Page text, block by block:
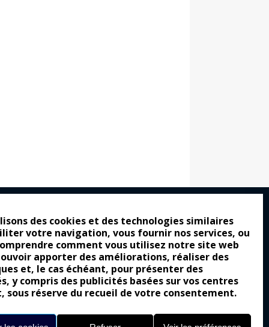
des cookies et des technologies similaires
votre navigation, vous fournir nos services, ou
comment vous utilisez notre site web
apporter des améliorations, réaliser des
et, le cas échéant, pour présenter des
y compris des publicités basées sur vos centres
sous réserve du recueil de votre consentement.
: pour les gens vrais
a commencé
attraction de la légèreté
envoûtante ?